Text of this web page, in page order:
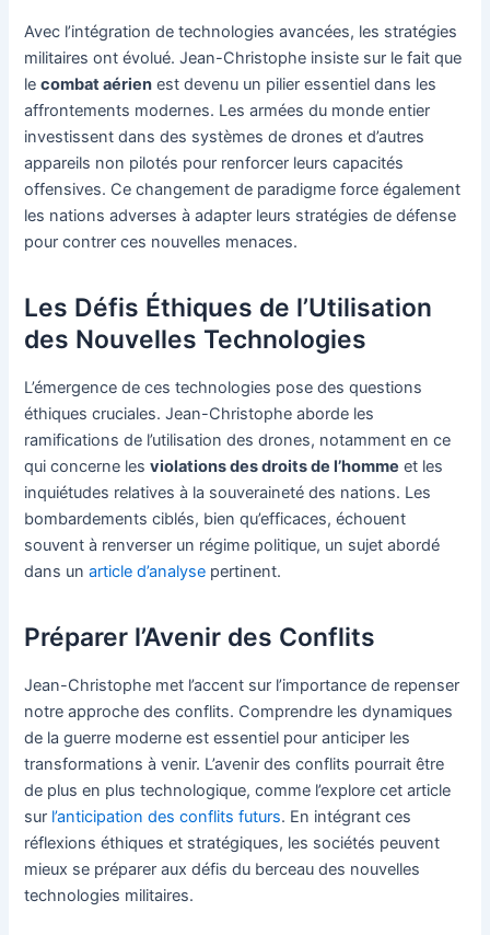
Avec l’intégration de technologies avancées, les stratégies
militaires ont évolué. Jean-Christophe insiste sur le fait que
lecombat aérien est devenu un pilier essentiel dans les
affrontements modernes. Les armées du monde entier
investissent dans des systèmes de drones et d’autres
appareils non pilotés pour renforcer leurs capacités
offensives. Ce changement de paradigme force également
les nations adverses à adapter leurs stratégies de défense
pour contrer ces nouvelles menaces.
Les Défis Éthiques de l’Utilisation
des Nouvelles Technologies
L’émergence de ces technologies pose des questions
éthiques cruciales. Jean-Christophe aborde les
ramifications de l’utilisation des drones, notamment en ce
qui concerne lesviolations des droits de l’homme et les
inquiétudes relatives à la souveraineté des nations. Les
bombardements ciblés, bien qu’efficaces, échouent
souvent à renverser un régime politique, un sujet abordé
dans unarticle d’analyse pertinent.
Préparer l’Avenir des Conflits
Jean-Christophe met l’accent sur l’importance de repenser
notre approche des conflits. Comprendre les dynamiques
de la guerre moderne est essentiel pour anticiper les
transformations à venir. L’avenir des conflits pourrait être
de plus en plus technologique, comme l’explore cet article
sur l’anticipation des conflits futurs. En intégrant ces
réflexions éthiques et stratégiques, les sociétés peuvent
mieux se préparer aux défis du berceau des nouvelles
technologies militaires.